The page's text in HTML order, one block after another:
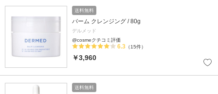
送料無料
バーム クレンジング / 80g
デルメッド
@cosmeクチコミ評価
6.3 （15件）
￥3,960
送料無料